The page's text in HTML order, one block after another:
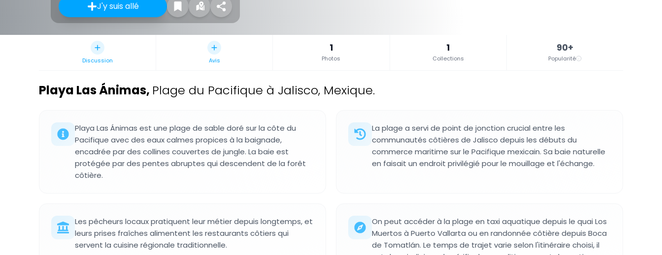
J'y suis allé
Discussion Avis
1
Photos
1
Collections
90+
Popularité
Playa Las Ánimas, Plage du Pacifique à Jalisco, Mexique.
Playa Las Ánimas est une plage de sable doré sur la côte du
Pacifique avec des eaux calmes propices à la baignade,
encadrée par des collines couvertes de jungle. La baie est
protégée par des pentes abruptes qui descendent de la forêt
côtière.
La plage a servi de point de jonction crucial entre les
communautés côtières de Jalisco depuis les débuts du
commerce maritime sur le Pacifique mexicain. Sa baie naturelle
en faisait un endroit privilégié pour le mouillage et l'échange.
Les pêcheurs locaux pratiquent leur métier depuis longtemps, et
leurs prises fraîches alimentent les restaurants côtiers qui
servent la cuisine régionale traditionnelle.
On peut accéder à la plage en taxi aquatique depuis le quai Los
Muertos à Puerto Vallarta ou en randonnée côtière depuis Boca
de Tomatlán. Le temps de trajet varie selon l'itinéraire choisi, il